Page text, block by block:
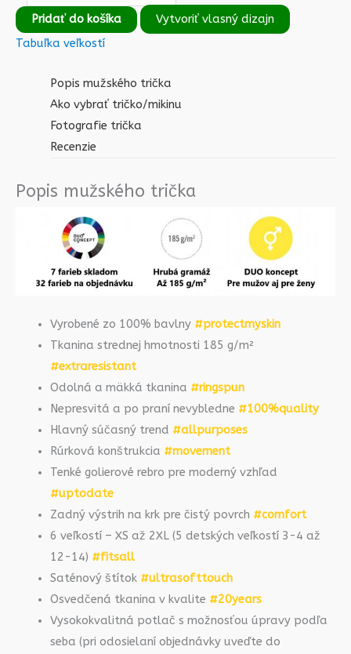
Pridať do košíka
Vytvoriť vlasný dizajn
Tabuľka veľkostí
Popis mužského trička
Ako vybrať tričko/mikinu
Fotografie trička
Recenzie
Popis mužského trička
Vyrobené zo 100% bavlny #protectmyskin
Tkanina strednej hmotnosti 185 g/m²
#extraresistant
Odolná a mäkká tkanina #ringspun
Nepresvitá a po praní nevybledne #100%quality
Hlavný súčasný trend #allpurposes
Rúrková konštrukcia #movement
Tenké golierové rebro pre moderný vzhľad
#uptodate
Zadný výstrih na krk pre čistý povrch #comfort
6 veľkostí – XS až 2XL (5 detských veľkostí 3-4 až
12-14) #fitsall
Saténový štítok #ultrasofttouch
Osvedčená tkanina v kvalite #20years
Vysokokvalitná potlač s možnosťou úpravy podľa
seba (pri odosielaní objednávky uveďte do